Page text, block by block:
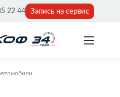
22 44 Запись на сервис